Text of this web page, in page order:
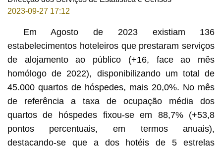
2023-09-27 17:12
Em Agosto de 2023 existiam 136
estabelecimentos hoteleiros que prestaram serviços
de alojamento ao público (+16, face ao mês
homólogo de 2022), disponibilizando um total de
45.000 quartos de hóspedes, mais 20,0%. No mês
de referência a taxa de ocupação média dos
quartos de hóspedes fixou-se em 88,7% (+53,8
pontos percentuais, em termos anuais),
destacando-se que a dos hotéis de 5 estrelas